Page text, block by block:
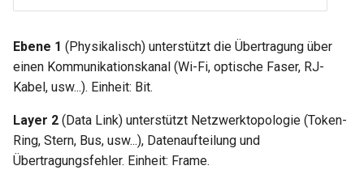
Ebene 1 (Physikalisch) unterstützt die Übertragung über
einen Kommunikationskanal (Wi-Fi, optische Faser, RJ-
Kabel, usw...). Einheit: Bit.
Layer 2 (Data Link) unterstützt Netzwerktopologie (Token-
Ring, Stern, Bus, usw...), Datenaufteilung und
Übertragungsfehler. Einheit: Frame.